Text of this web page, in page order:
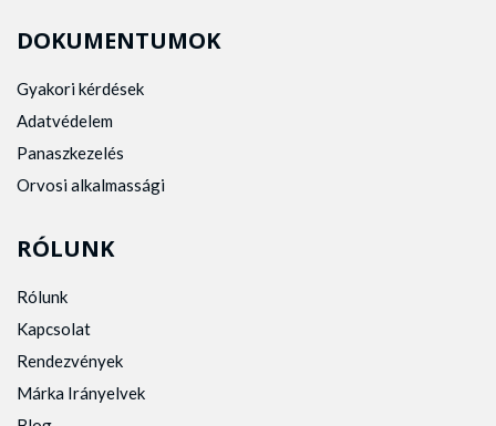
DOKUMENTUMOK
Gyakori kérdések
Adatvédelem
Panaszkezelés
Orvosi alkalmassági
RÓLUNK
Rólunk
Kapcsolat
Rendezvények
Márka Irányelvek